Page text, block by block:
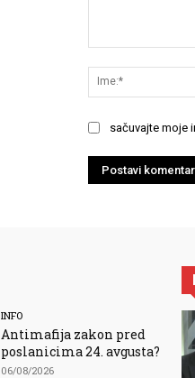
sačuvajte moje
INFO
Antimafija zakon pred
poslanicima 24. avgusta?
06/08/2026